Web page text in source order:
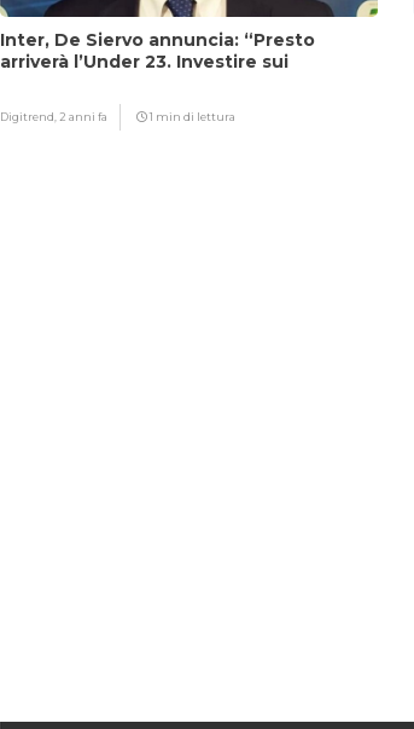
Inter, De Siervo annuncia: “Presto
arriverà l’Under 23. Investire sui
Digitrend,2 anni fa 1 min di lettura